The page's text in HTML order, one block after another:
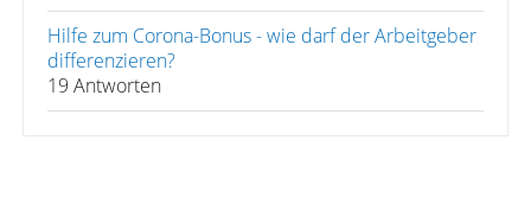
Hilfe zum Corona-Bonus - wie darf der Arbeitgeber
differenzieren?
19 Antworten